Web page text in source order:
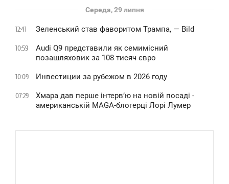
Середа, 29 липня
12:41 Зеленський став фаворитом Трампа, — Bild
10:59
Audi Q9 представили як семимісний
позашляховик за 108 тисяч євро
10:09 Инвестиции за рубежом в 2026 году
07:29
Хмара дав перше інтервʼю на новій посаді -
американській MAGA-блогерці Лорі Лумер